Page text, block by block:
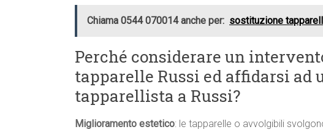
Chiama 0544 070014 anche per: sostituzione
Perché considerare un
tapparelle Russi ed affidarsi ad
tapparellista a Russi?
Miglioramento estetico: le tapparelle o avvolgibili